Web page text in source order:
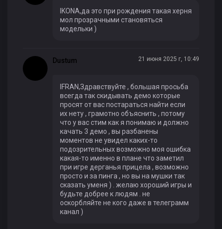
IKONA,да это при рождения такая херня
мол прозрачными становяться
модельки )
Dustum 21 июня 2025 г, 10:49
IFRAN,Здравствуйте , большая просьба
всегда так скидывать демо которые
просят от вас постараться найти если
их нету , грамотно объяснить , потому
что у вас стим как я понимаю и должно
качать 3 демо , вы разбанены
моментов не увидел каких-то
подозрительных возможно моя ошибка
какая-то именно в плане что заметил
при игре дерганья прицела , возможно
просто и за пинга , но вы на мушки так
сказать уменя ) . желаю хороший игры и
будьте добрее к людям . не
оскорбляйте не кого даже в телеграмм
канал )